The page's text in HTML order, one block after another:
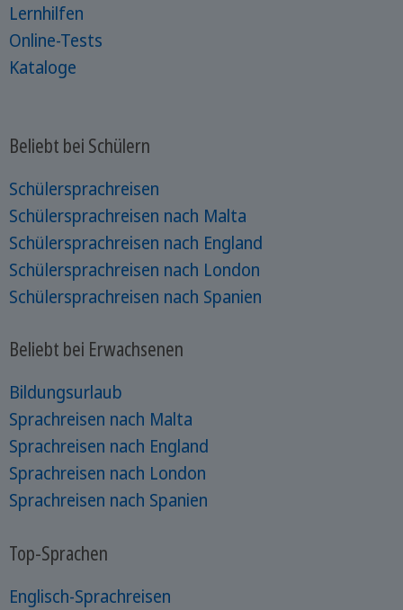
Lernhilfen
Online-Tests
Kataloge
Beliebt bei Schülern
Schülersprachreisen
Schülersprachreisen nach Malta
Schülersprachreisen nach England
Schülersprachreisen nach London
Schülersprachreisen nach Spanien
Beliebt bei Erwachsenen
Bildungsurlaub
Sprachreisen nach Malta
Sprachreisen nach England
Sprachreisen nach London
Sprachreisen nach Spanien
Top-Sprachen
Englisch-Sprachreisen